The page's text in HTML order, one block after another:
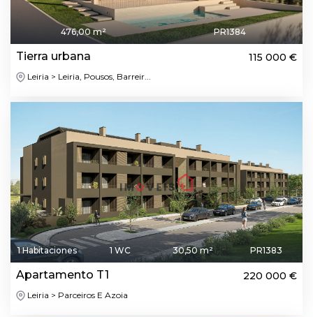
476,00 m² PR1384
Tierra urbana 115 000 €
Leiria > Leiria, Pousos, Barreir...
1 Habitaciones 1 WC 30,50 m² PR1383
Apartamento T1 220 000 €
Leiria > Parceiros E Azoia